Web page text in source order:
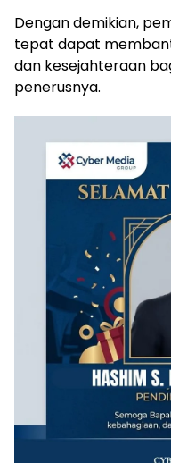
Dengan demikian,
tepat dapat
dan kesejahteraan
penerusnya.